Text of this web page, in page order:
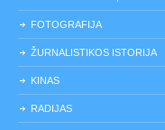
FOTOGRAFIJA
ŽURNALISTIKOS ISTORIJA
KINAS
RADIJAS